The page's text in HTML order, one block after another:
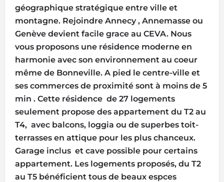
géographique stratégique entre ville et
montagne. Rejoindre Annecy , Annemasse ou
Genève devient facile grace au CEVA. Nous
vous proposons une résidence moderne en
harmonie avec son environnement au coeur
même de Bonneville. A pied le centre-ville et
ses commerces de proximité sont à moins de 5
min . Cette résidence de 27 logements
seulement propose des appartement du T2 au
T4, avec balcons, loggia ou de superbes toit-
terrasses en attique pour les plus chanceux.
Garage inclus et cave possible pour certains
appartement. Les logements proposés, du T2
au T5 bénéficient tous de beaux espces